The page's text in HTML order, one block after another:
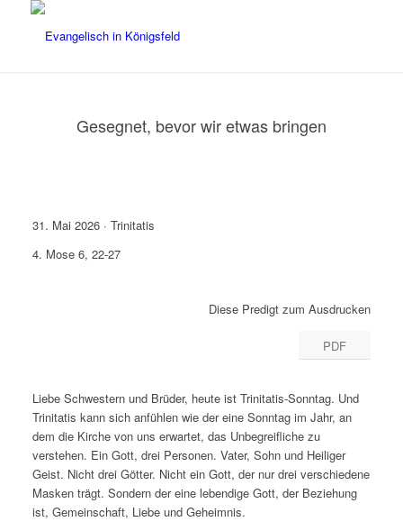
Gesegnet, bevor wir etwas bringen
31. Mai 2026 · Trinitatis
4. Mose 6, 22-27
Diese Predigt zum Ausdrucken
PDF
Liebe Schwestern und Brüder, heute ist Trinitatis-Sonntag. Und
Trinitatis kann sich anfühlen wie der eine Sonntag im Jahr, an
dem die Kirche von uns erwartet, das Unbegreifliche zu
verstehen. Ein Gott, drei Personen. Vater, Sohn und Heiliger
Geist. Nicht drei Götter. Nicht ein Gott, der nur drei verschiedene
Masken trägt. Sondern der eine lebendige Gott, der Beziehung
ist, Gemeinschaft, Liebe und Geheimnis.